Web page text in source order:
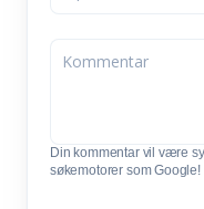
Din kommentar vil være
søkemotorer som Google!